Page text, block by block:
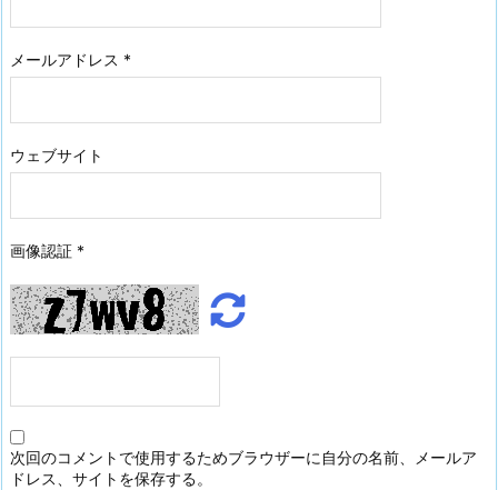
メールアドレス *
ウェブサイト
画像認証 *
次回のコメントで使用するためブラウザーに自分の名前、メールア
ドレス、サイトを保存する。